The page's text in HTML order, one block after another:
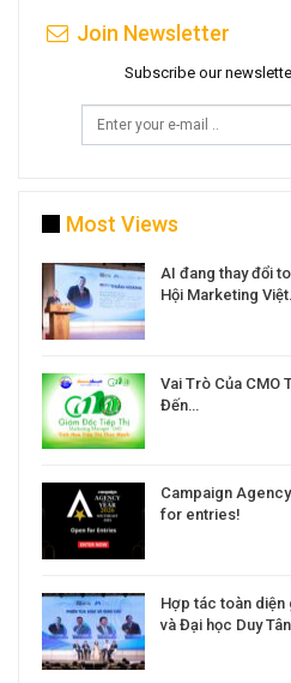
Join Newsletter
Subscribe our
Most Views
AI đang thay đổi
Hội Marketing
Vai Trò Của CMO
Đến…
Campaign
for entries!
Hợp tác toàn diện
và Đại học Duy